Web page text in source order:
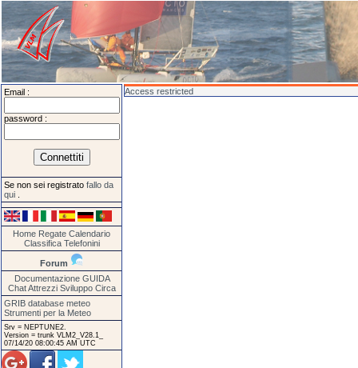
Email :
password :
Se non sei registrato fallo da
qui
Home Regate Calendario
Classifica Telefonini
Forum
Documentazione GUIDA
Chat Attrezzi Sviluppo Circa
GRIB database meteo
Strumenti per la Meteo
Srv = NEPTUNE2.
Version = trunk VLM2_V28.1_
07/14/20 08:00:45 AM UTC
Access restricted